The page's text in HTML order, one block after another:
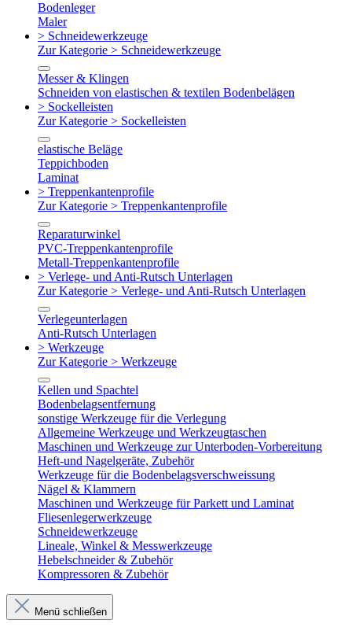
Bodenleger
Maler
> Schneidewerkzeuge
Zur Kategorie > Schneidewerkzeuge
Messer & Klingen
Schneiden von elastischen & textilen Bodenbelägen
> Sockelleisten
Zur Kategorie > Sockelleisten
elastische Beläge
Teppichboden
Laminat
> Treppenkantenprofile
Zur Kategorie > Treppenkantenprofile
Reparaturwinkel
PVC-Treppenkantenprofile
Metall-Treppenkantenprofile
> Verlege- und Anti-Rutsch Unterlagen
Zur Kategorie > Verlege- und Anti-Rutsch Unterlagen
Verlegeunterlagen
Anti-Rutsch Unterlagen
> Werkzeuge
Zur Kategorie > Werkzeuge
Kellen und Spachtel
Bodenbelagsentfernung
sonstige Werkzeuge für die Verlegung
Allgemeine Werkzeuge und Werkzeugtaschen
Maschinen und Werkzeuge zur Unterboden-Vorbereitung
Heft-und Nagelgeräte, Zubehör
Werkzeuge für die Bodenbelagsverschweissung
Nägel & Klammern
Maschinen und Werkzeuge für Parkett und Laminat
Fliesenlegerwerkzeuge
Schneidewerkzeuge
Lineale, Winkel & Messwerkzeuge
Hebelschneider & Zubehör
Kompressoren & Zubehör
Menü schließen